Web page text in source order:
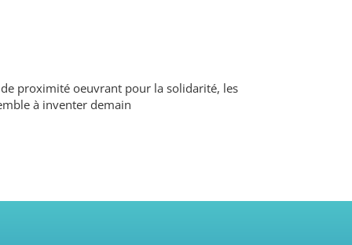
proximité oeuvrant pour la solidarité, les
à inventer demain